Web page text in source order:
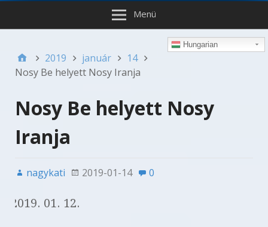
Menü
Hungarian
2019 január
14
Nosy Be helyett Nosy Iranja
Nosy Be helyett Nosy
Iranja
nagykati 2019-01-14 0
01. 12.